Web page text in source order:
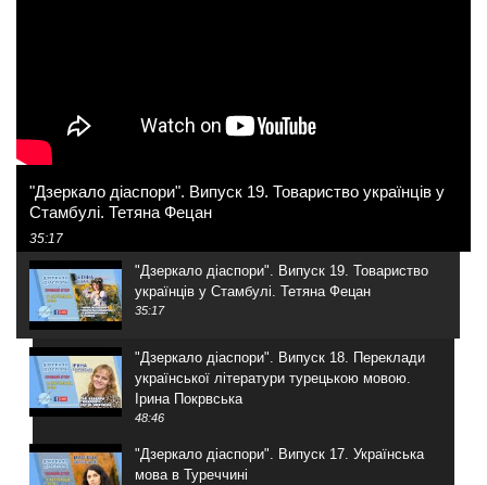
"Дзеркало діаспори". Випуск 19. Товариство українців у
Стамбулі. Тетяна Фецан
35:17
"Дзеркало діаспори". Випуск 19. Товариство
українців у Стамбулі. Тетяна Фецан
35:17
"Дзеркало діаспори". Випуск 18. Переклади
української літератури турецькою мовою.
Ірина Покрвська
48:46
"Дзеркало діаспори". Випуск 17. Українська
мова в Туреччині